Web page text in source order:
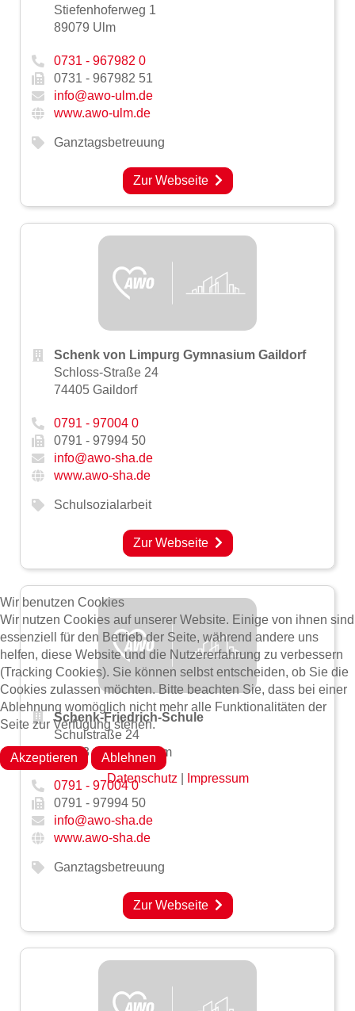
Stiefenhoferweg 1
89079 Ulm
0731 - 967982 0
0731 - 967982 51
info@awo-ulm.de
www.awo-ulm.de
Ganztagsbetreuung
Zur Webseite
Schenk von Limpurg Gymnasium Gaildorf
Schloss-Straße 24
74405 Gaildorf
0791 - 97004 0
0791 - 97994 50
info@awo-sha.de
www.awo-sha.de
Schulsozialarbeit
Zur Webseite
Schenk-Friedrich-Schule
Schulstraße 24
74423 Obersontheim
0791 - 97004 0
0791 - 97994 50
info@awo-sha.de
www.awo-sha.de
Ganztagsbetreuung
Zur Webseite
Wir benutzen Cookies
Wir nutzen Cookies auf unserer Website. Einige von ihnen sind
essenziell für den Betrieb der Seite, während andere uns
helfen, diese Website und die Nutzererfahrung zu verbessern
(Tracking Cookies). Sie können selbst entscheiden, ob Sie die
Cookies zulassen möchten. Bitte beachten Sie, dass bei einer
Ablehnung womöglich nicht mehr alle Funktionalitäten der
Seite zur Verfügung stehen.
Akzeptieren
Ablehnen
Datenschutz
Impressum